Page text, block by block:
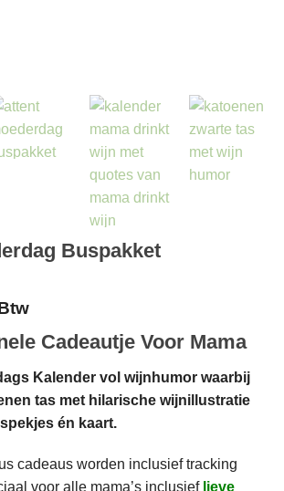
Buspakket
Cadeautje Voor Mama
Kalender vol wijnhumor waarbij
tas met hilarische wijnillustratie
én kaart.
cadeaus worden inclusief tracking
voor alle mama’s inclusief lieve